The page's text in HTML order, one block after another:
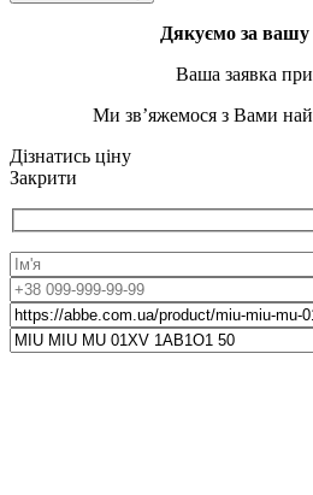
Дякуємо за вашу
Ваша заявка
Ми зв’яжемося з Вами
Дізнатись ціну
Закрити